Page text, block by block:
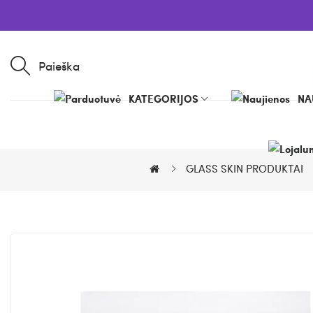
Paieška
KATEGORIJOS
GLASS SKIN PRODUKTAI